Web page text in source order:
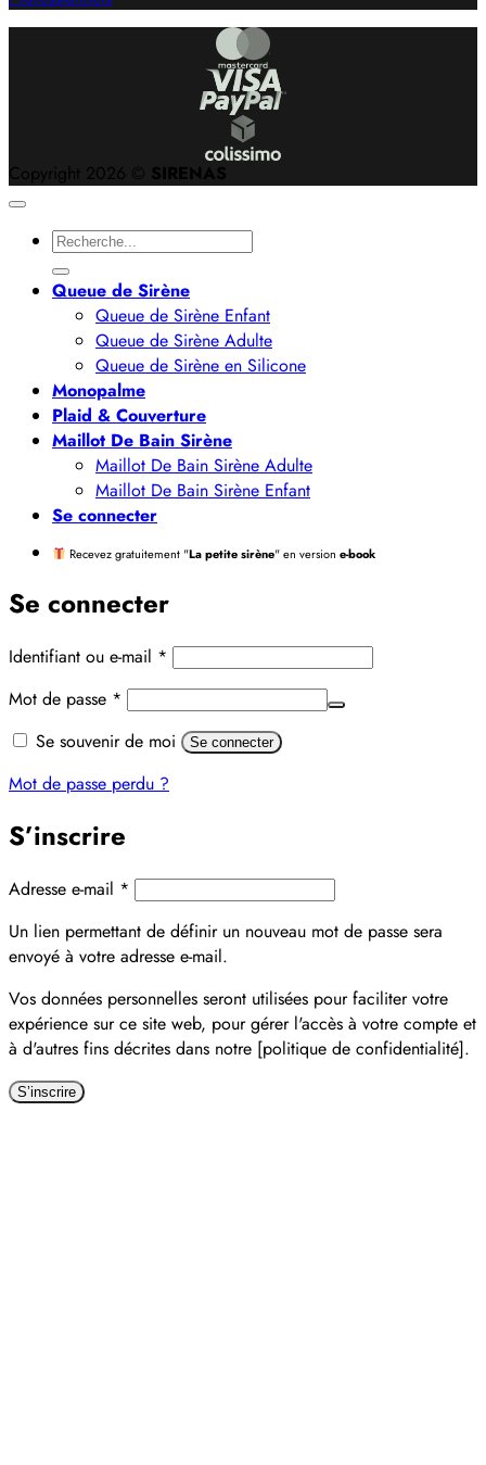
Copyright 2026 © SIRENAS
Recherche
pour :
Queue de Sirène
Queue de Sirène Enfant
Queue de Sirène Adulte
Queue de Sirène en Silicone
Monopalme
Plaid & Couverture
Maillot De Bain Sirène
Maillot De Bain Sirène Adulte
Maillot De Bain Sirène Enfant
Se connecter
Recevez gratuitement "La petite sirène" en version e-book
Se connecter
Identifiant ou e-mail * Obligatoire
Mot de passe * Obligatoire
Alternative:
Se souvenir de moi Se connecter
Mot de passe perdu ?
S’inscrire
Adresse e-mail * Obligatoire
Un lien permettant de définir un nouveau mot de passe sera
envoyé à votre adresse e-mail.
Vos données personnelles seront utilisées pour faciliter votre
expérience sur ce site web, pour gérer l'accès à votre compte et
à d'autres fins décrites dans notre [politique de confidentialité].
S’inscrire